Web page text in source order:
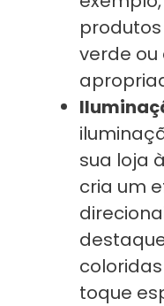
verde ou
sua loja
cria um
toque